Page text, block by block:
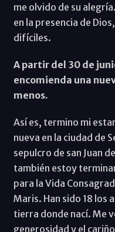
me olvido de su
en la presencia de
difíciles.
A partir del 30 de
encomienda una
menos.
Así es, termino mi
nueva en la ciudad de
sepulcro de san Juan
también estoy
para la Vida
Maris. Han sido 18 los
tierra donde nací. Me
generosidad y el